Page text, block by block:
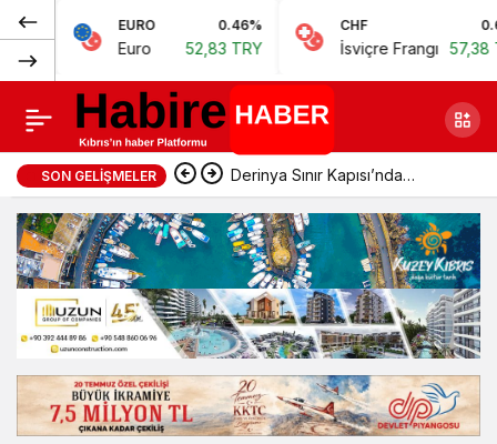
EURO
Euro 52,83 TRY
CHF
İsviçre Frangı 57,38 TRY
SON GELIŞMELER Derinya Sınır Kapısı’nda
geçişler normale döndü
“Meclis kürsüsü
hedef gösterme yeri
değildir”